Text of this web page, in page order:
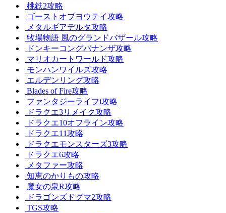
桃鉄2攻略
ゴーストオブヨウテイ攻略
メタルギアデルタ攻略
牧場物語 風のグランドバザール攻略
ドンキーコングバナンザ攻略
マリオカートワールド攻略
モンハンワイルズ攻略
エルデンリング攻略
Blades of Fire攻略
ファンタジーライフi攻略
ドラクエ3リメイク攻略
ドラクエ10オフライン攻略
ドラクエ11攻略
ドラクエモンスターズ3攻略
ドラクエ6攻略
メタファー攻略
知恵のかりもの攻略
魔女の泉R攻略
ドラゴンズドグマ2攻略
TGS攻略